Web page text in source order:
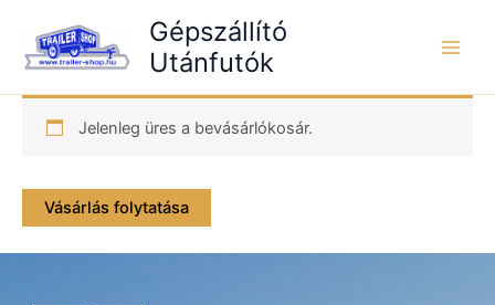
content
Gépszállító
Utánfutók
Jelenleg üres a bevásárlókosár.
Vásárlás folytatása